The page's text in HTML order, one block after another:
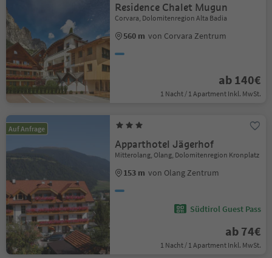
Residence Chalet Mugun
Corvara, Dolomitenregion Alta Badia
560 m von Corvara Zentrum
ab 140€
1 Nacht / 1 Apartment Inkl. MwSt.
Auf Anfrage
Apparthotel Jägerhof
Mitterolang, Olang, Dolomitenregion Kronplatz
153 m von Olang Zentrum
Südtirol Guest Pass
ab 74€
1 Nacht / 1 Apartment Inkl. MwSt.